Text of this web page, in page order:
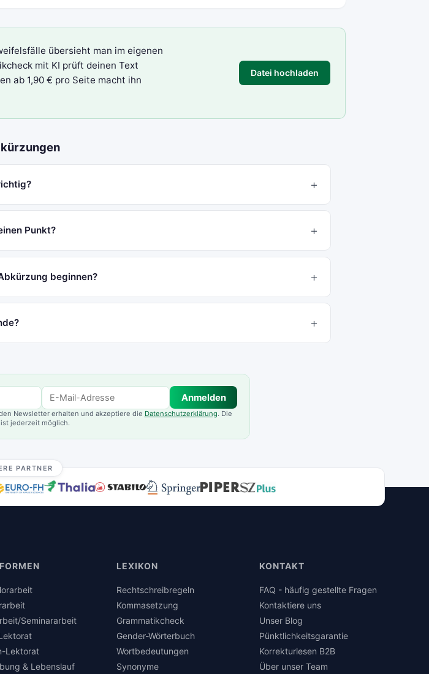
übersieht man im eigenen
mit KI prüft deinen Text
ab 1,90 € pro Seite macht ihn
Datei hochladen
Punkt?
beginnen?
Anmelden
Newsletter erhalten und akzeptiere die Datenschutzerklärung. Die
jederzeit möglich.
PARTNER
Seminararbeit
Lektorat
& Lebenslauf
LEXIKON
Rechtschreibregeln
Kommasetzung
Grammatikcheck
Gender-Wörterbuch
Wortbedeutungen
Synonyme
KONTAKT
FAQ - häufig gestellte Fragen
Kontaktiere uns
Unser Blog
Pünktlichkeitsgarantie
Korrekturlesen B2B
Über unser Team